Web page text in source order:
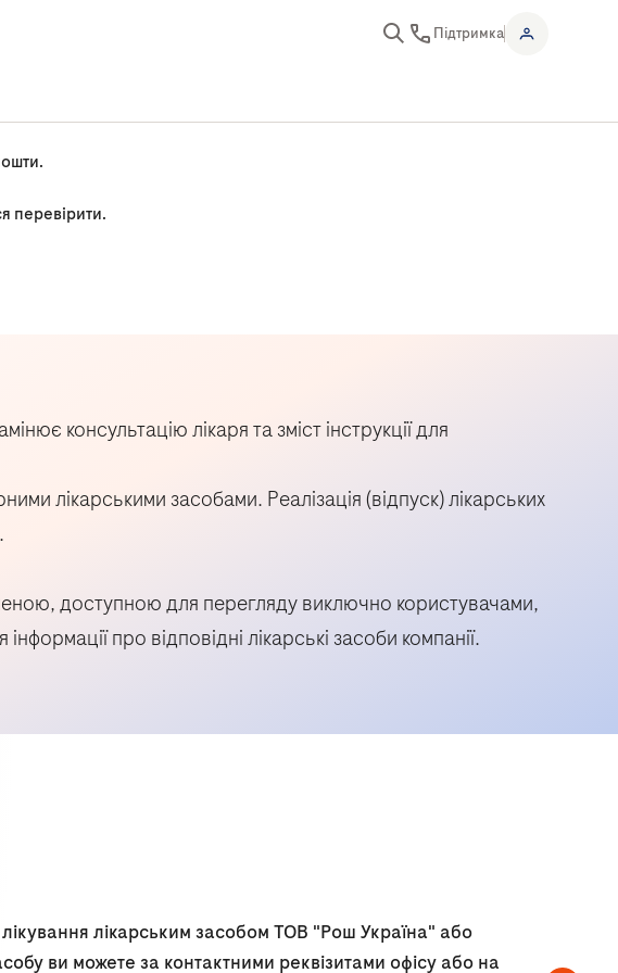
Підтримка
перевірити.
консультацію лікаря та зміст інструкції для
лікарськими засобами. Реалізація (відпуск) лікарських
доступною для перегляду виключно користувачами,
про відповідні лікарські засоби компанії.
лікарським засобом ТОВ "Рош Україна" або
ви можете за контактними реквізитами офісу або на